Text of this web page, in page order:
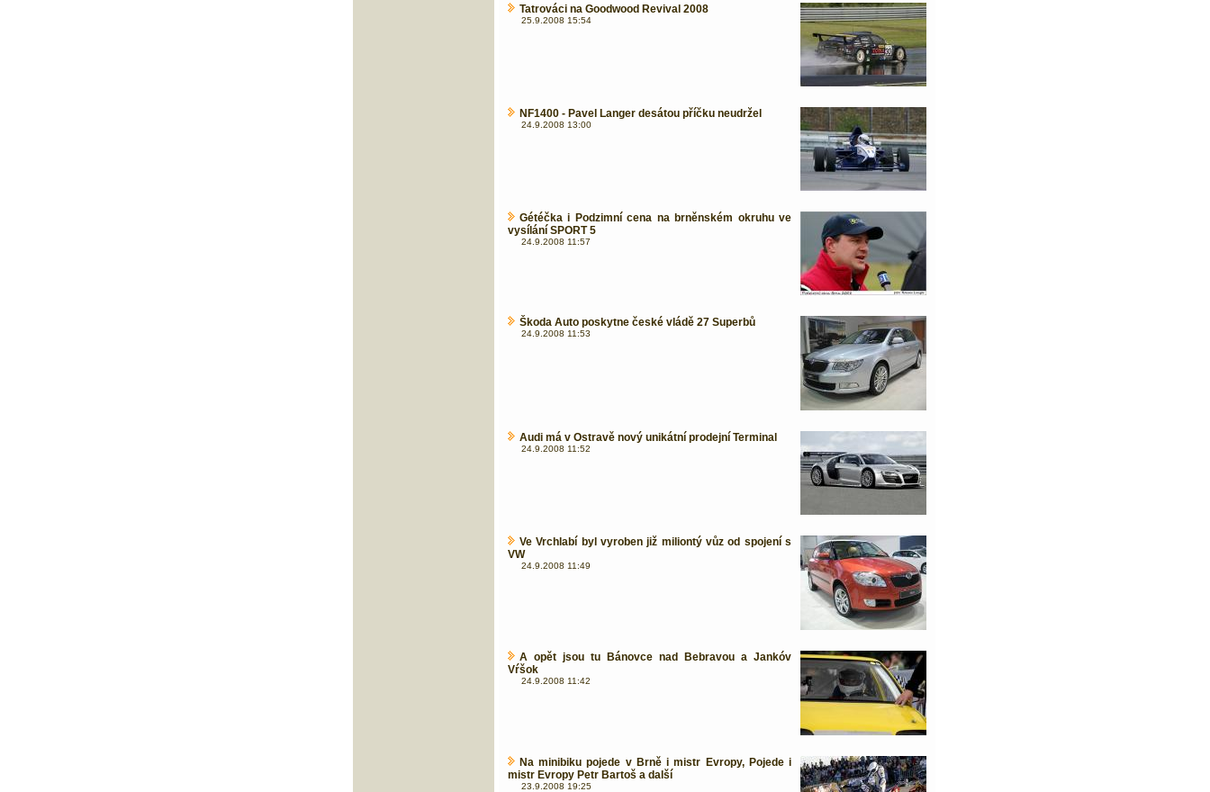
Tatrováci na Goodwood Revival 2008
25.9.2008 15:54
NF1400 - Pavel Langer desátou příčku neudržel
24.9.2008 13:00
Gétéčka i Podzimní cena na brněnském okruhu ve
vysílání SPORT 5
24.9.2008 11:57
Škoda Auto poskytne české vládě 27 Superbů
24.9.2008 11:53
Audi má v Ostravě nový unikátní prodejní Terminal
24.9.2008 11:52
Ve Vrchlabí byl vyroben již miliontý vůz od spojení s
VW
24.9.2008 11:49
A opět jsou tu Bánovce nad Bebravou a Jankóv
Vŕšok
24.9.2008 11:42
Na minibiku pojede v Brně i mistr Evropy, Pojede i
mistr Evropy Petr Bartoš a další
23.9.2008 19:25